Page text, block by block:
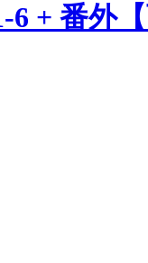
6 + 番外